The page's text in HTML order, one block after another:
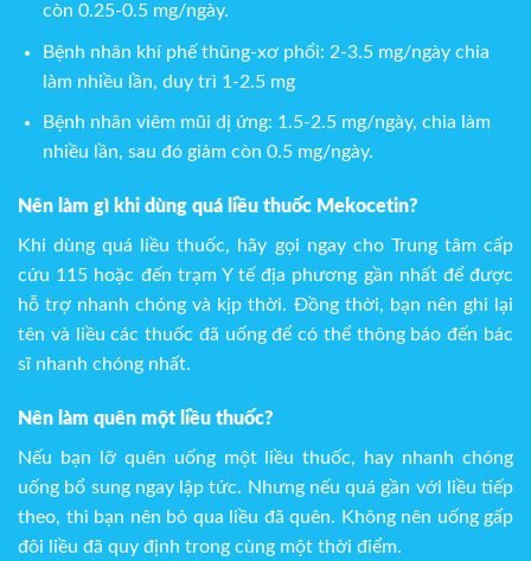
còn 0.25-0.5 mg/ngày.
Bệnh nhân khí phế thũng-xơ phổi: 2-3.5 mg/ngày chia
làm nhiều lần, duy trì 1-2.5 mg
Bệnh nhân viêm mũi dị ứng: 1.5-2.5 mg/ngày, chia làm
nhiều lần, sau đó giảm còn 0.5 mg/ngày.
Nên làm gì khi dùng quá liều thuốc Mekocetin?
Khi dùng quá liều thuốc, hãy gọi ngay cho Trung tâm cấp
cứu 115 hoặc đến trạm Y tế địa phương gần nhất để được
hỗ trợ nhanh chóng và kịp thời. Đồng thời, bạn nên ghi lại
tên và liều các thuốc đã uống để có thể thông báo đến bác
sĩ nhanh chóng nhất.
Nên làm quên một liều thuốc?
Nếu bạn lỡ quên uống một liều thuốc, hay nhanh chóng
uống bổ sung ngay lập tức. Nhưng nếu quá gần với liều tiếp
theo, thì bạn nên bỏ qua liều đã quên. Không nên uống gấp
đôi liều đã quy định trong cùng một thời điểm.